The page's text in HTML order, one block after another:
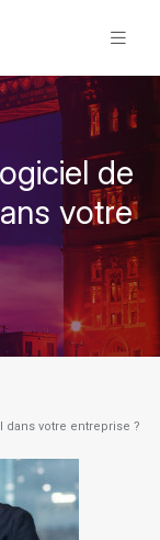
de
votre
votre entreprise ?